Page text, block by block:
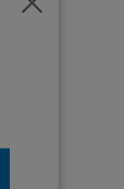
Închide